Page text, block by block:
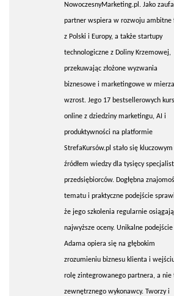
NowoczesnyMarketing.pl. Jako
partner wspiera w rozwoju ambitne
z Polski i Europy, a także startupy
technologiczne z Doliny Krzemowej,
przekuwając złożone wyzwania
biznesowe i marketingowe w
wzrost. Jego 17 bestsellerowych
online z dziedziny marketingu, AI i
produktywności na platformie
StrefaKursów.pl stało się kluczowym
źródłem wiedzy dla tysięcy
przedsiębiorców. Dogłębna
tematu i praktyczne podejście
że jego szkolenia regularnie osiągają
najwyższe oceny. Unikalne podejście
Adama opiera się na głębokim
zrozumieniu biznesu klienta i
rolę zintegrowanego partnera, a nie
zewnętrznego wykonawcy. Tworzy i